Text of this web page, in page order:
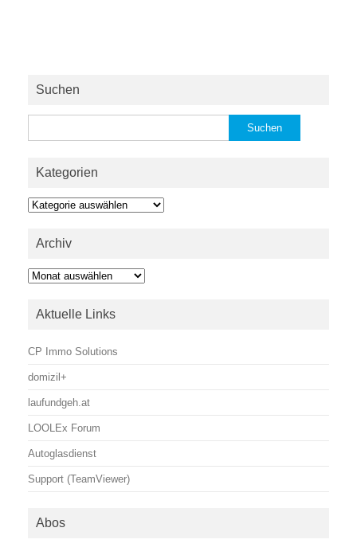
Suchen
nach:
Kategorien
Kategorien
Archiv
Archiv
Aktuelle Links
CP Immo Solutions
domizil+
laufundgeh.at
LOOLEx Forum
Autoglasdienst
Support (TeamViewer)
Abos